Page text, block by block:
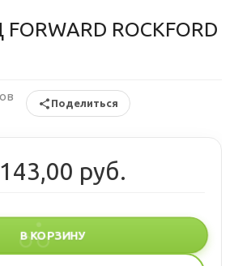
ROCKFORD
Поделиться
руб.
В КОРЗИНУ